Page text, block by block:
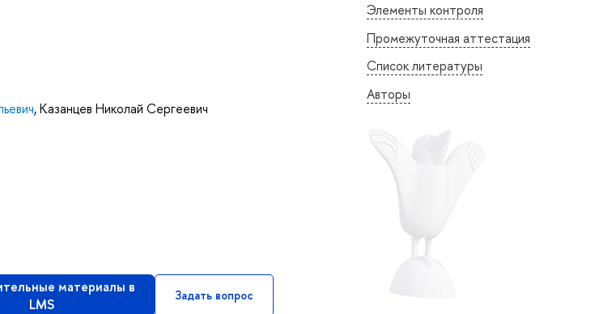
Элементы контроля
Промежуточная аттестация
Список литературы
Авторы
,Казанцев Николай Сергеевич
материалы в
LMS
Задать вопрос